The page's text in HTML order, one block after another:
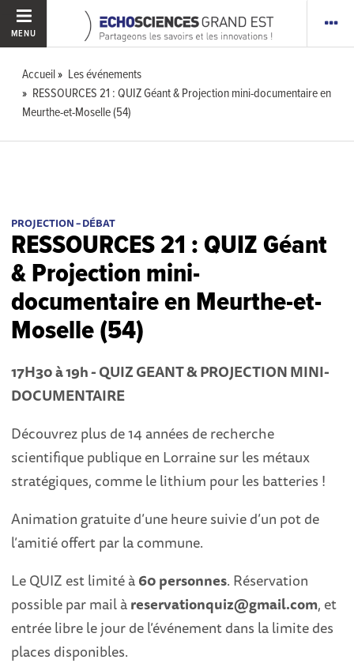
MENU
Accueil
Les événements
RESSOURCES 21 : QUIZ Géant & Projection mini-documentaire en
Meurthe-et-Moselle (54)
PROJECTION – DÉBAT
RESSOURCES 21 : QUIZ Géant
& Projection mini-
documentaire en Meurthe-et-
Moselle (54)
17H30 à 19h - QUIZ GEANT & PROJECTION MINI-
DOCUMENTAIRE
Découvrez plus de 14 années de recherche
scientifique publique en Lorraine sur les métaux
stratégiques, comme le lithium pour les batteries !
Animation gratuite d’une heure suivie d’un pot de
l’amitié offert par la commune.
Le QUIZ est limité à60 personnes. Réservation
possible par mail àreservationquiz@gmail.com, et
entrée libre le jour de l’événement dans la limite des
places disponibles.